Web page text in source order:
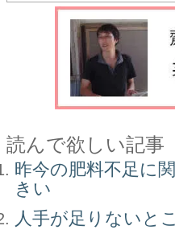
読んで欲しい記事
昨今の肥料不足に
きい
人手が足りないと